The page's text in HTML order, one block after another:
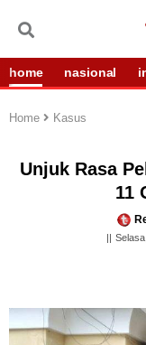
home nasional
Home Kasus
Unjuk Rasa
11